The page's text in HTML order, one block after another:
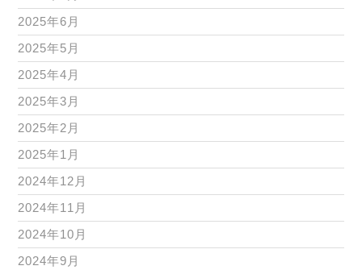
2025年6月
2025年5月
2025年4月
2025年3月
2025年2月
2025年1月
2024年12月
2024年11月
2024年10月
2024年9月